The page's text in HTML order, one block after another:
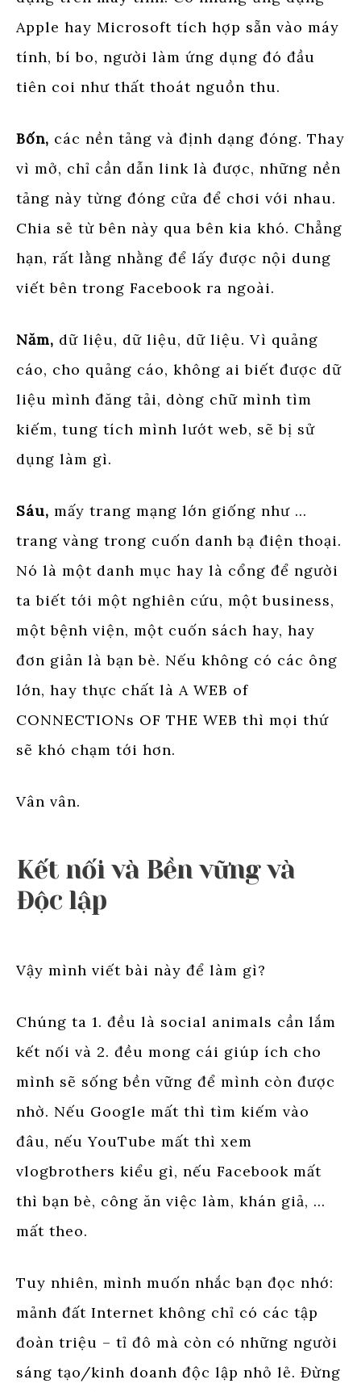
Apple hay Microsoft tích hợp sẵn vào máy
tính, bí bo, người làm ứng dụng đó đầu
tiên coi như thất thoát nguồn thu.
Bốn, các nền tảng và định dạng đóng. Thay
vì mở, chỉ cần dẫn link là được, những nền
tảng này từng đóng cửa để chơi với nhau.
Chia sẻ từ bên này qua bên kia khó. Chẳng
hạn, rất lằng nhằng để lấy được nội dung
viết bên trong Facebook ra ngoài.
Năm, dữ liệu, dữ liệu, dữ liệu. Vì quảng
cáo, cho quảng cáo, không ai biết được dữ
liệu mình đăng tải, dòng chữ mình tìm
kiếm, tung tích mình lướt web, sẽ bị sử
dụng làm gì.
Sáu, mấy trang mạng lớn giống như …
trang vàng trong cuốn danh bạ điện thoại.
Nó là một danh mục hay là cổng để người
ta biết tới một nghiên cứu, một business,
một bệnh viện, một cuốn sách hay, hay
đơn giản là bạn bè. Nếu không có các ông
lớn, hay thực chất là A WEB of
CONNECTIONs OF THE WEB thì mọi thứ
sẽ khó chạm tới hơn.
Vân vân.
Kết nối và Bền vững và
Độc lập
Vậy mình viết bài này để làm gì?
Chúng ta 1. đều là social animals cần lắm
kết nối và 2. đều mong cái giúp ích cho
mình sẽ sống bền vững để mình còn được
nhờ. Nếu Google mất thì tìm kiếm vào
đâu, nếu YouTube mất thì xem
vlogbrothers kiểu gì, nếu Facebook mất
thì bạn bè, công ăn việc làm, khán giả, …
mất theo.
Tuy nhiên, mình muốn nhắc bạn đọc nhớ:
mảnh đất Internet không chỉ có các tập
đoàn triệu – tỉ đô mà còn có những người
sáng tạo/kinh doanh độc lập nhỏ lẻ. Đừng